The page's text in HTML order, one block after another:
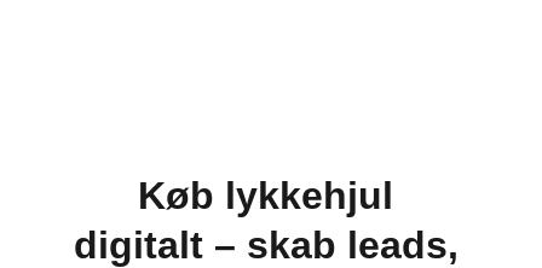
Køb lykkehjul
digitalt – skab leads,